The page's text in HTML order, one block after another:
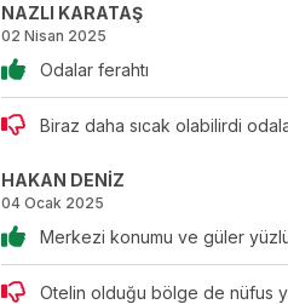
NAZLI KARATAŞ
02 Nisan 2025
Odalar ferahtı
Biraz daha sıcak olabilirdi
HAKAN DENİZ
04 Ocak 2025
Merkezi konumu ve güler
Otelin olduğu bölge de nüfus